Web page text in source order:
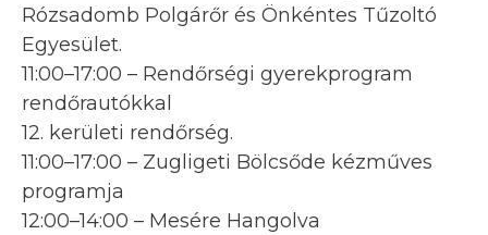
Rózsadomb Polgárőr és Önkéntes Tűzoltó
Egyesület.
11:00–17:00 – Rendőrségi gyerekprogram
rendőrautókkal
12. kerületi rendőrség.
11:00–17:00 – Zugligeti Bölcsőde kézműves
programja
12:00–14:00 – Mesére Hangolva